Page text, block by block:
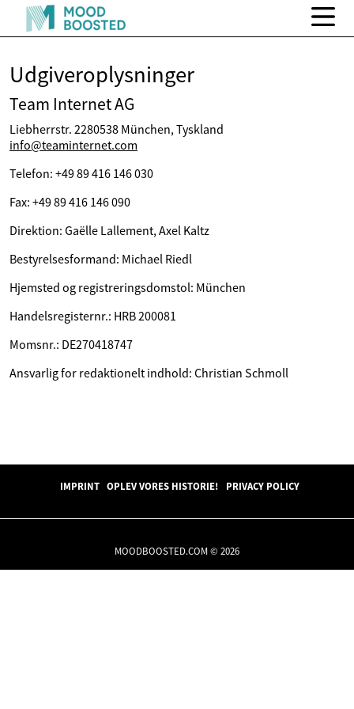
Udgiveroplysninger
Team Internet AG
Liebherrstr. 2280538 München, Tyskland
info@teaminternet.com
Telefon: +49 89 416 146 030
Fax: +49 89 416 146 090
Direktion: Gaëlle Lallement, Axel Kaltz
Bestyrelsesformand: Michael Riedl
Hjemsted og registreringsdomstol: München
Handelsregisternr.: HRB 200081
Momsnr.: DE270418747
Ansvarlig for redaktionelt indhold: Christian Schmoll
IMPRINT OPLEV VORES HISTORIE! PRIVACY POLICY
MOODBOOSTED.COM © 2026